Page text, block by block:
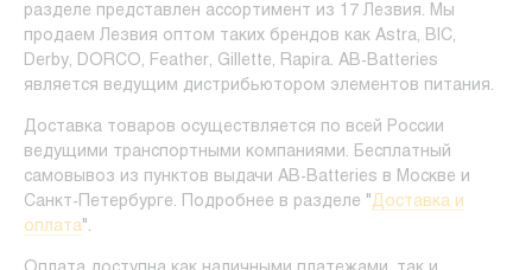
разделе представлен ассортимент из 17 Лезвия. Мы
продаем Лезвия оптом таких брендов как Astra, BIC,
Derby, DORCO, Feather, Gillette, Rapira. AB-Batteries
является ведущим дистрибьютором элементов питания.
Доставка товаров осуществляется по всей России
ведущими транспортными компаниями. Бесплатный
самовывоз из пунктов выдачи AB-Batteries в Москве и
Санкт-Петербурге. Подробнее в разделе "Доставка и
оплата".